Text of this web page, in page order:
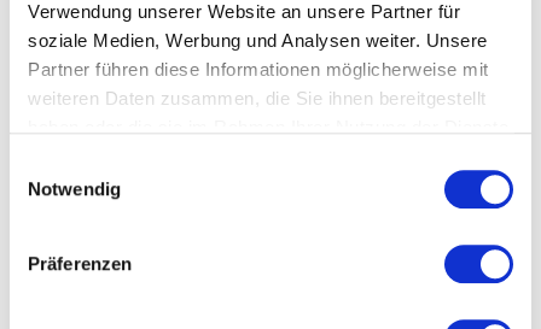
Verwendung unserer Website an unsere Partner für
soziale Medien, Werbung und Analysen weiter. Unsere
Partner führen diese Informationen möglicherweise mit
weiteren Daten zusammen, die Sie ihnen bereitgestellt
Notwendig
Präferenzen
Nicht rechtzeitig erhobene Mängelrügen
finden keine Berücksichtigung mehr. Eine
spätere Warenrücknahme oder
Nachlieferung von Fehlmengen ist
bereits zubereiteten Waren werden nicht
anerkannt.
Zusätzlich zählen im Bereich der Lieferung
die AGB's unseres Kurierdienstleisters GO!